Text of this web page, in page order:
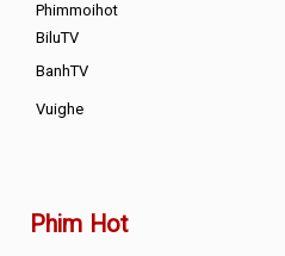
Phimmoihot
BiluTV
BanhTV
Vuighe
Phim Hot